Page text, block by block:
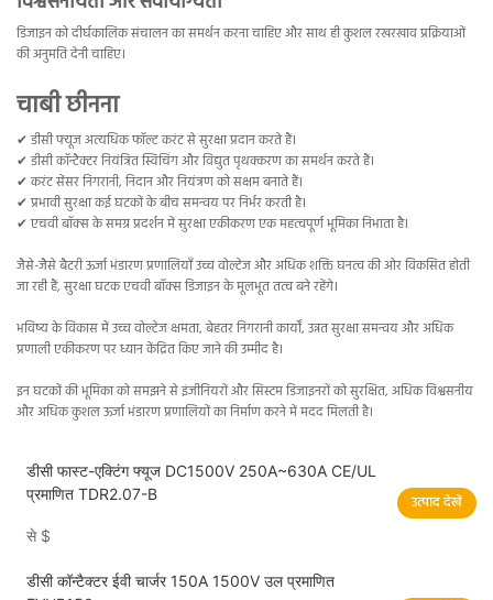
डिजाइन को दीर्घकालिक संचालन का समर्थन करना चाहिए और साथ ही कुशल रखरखाव प्रक्रियाओं
की अनुमति देनी चाहिए।
चाबी छीनना
✔ डीसी फ्यूज अत्यधिक फॉल्ट करंट से सुरक्षा प्रदान करते हैं।
✔ डीसी कॉन्टैक्टर नियंत्रित स्विचिंग और विद्युत पृथक्करण का समर्थन करते हैं।
✔ करंट सेंसर निगरानी, ​​निदान और नियंत्रण को सक्षम बनाते हैं।
✔ प्रभावी सुरक्षा कई घटकों के बीच समन्वय पर निर्भर करती है।
✔ एचवी बॉक्स के समग्र प्रदर्शन में सुरक्षा एकीकरण एक महत्वपूर्ण भूमिका निभाता है।
जैसे-जैसे बैटरी ऊर्जा भंडारण प्रणालियाँ उच्च वोल्टेज और अधिक शक्ति घनत्व की ओर विकसित होती
जा रही हैं, सुरक्षा घटक एचवी बॉक्स डिजाइन के मूलभूत तत्व बने रहेंगे।
भविष्य के विकास में उच्च वोल्टेज क्षमता, बेहतर निगरानी कार्यों, उन्नत सुरक्षा समन्वय और अधिक
प्रणाली एकीकरण पर ध्यान केंद्रित किए जाने की उम्मीद है।
इन घटकों की भूमिका को समझने से इंजीनियरों और सिस्टम डिजाइनरों को सुरक्षित, अधिक विश्वसनीय
और अधिक कुशल ऊर्जा भंडारण प्रणालियों का निर्माण करने में मदद मिलती है।
डीसी फास्ट-एक्टिंग फ्यूज DC1500V 250A~630A CE/UL
प्रमाणित TDR2.07-B
से $
उत्पाद देखें
डीसी कॉन्टैक्टर ईवी चार्जर 150A 1500V उल प्रमाणित